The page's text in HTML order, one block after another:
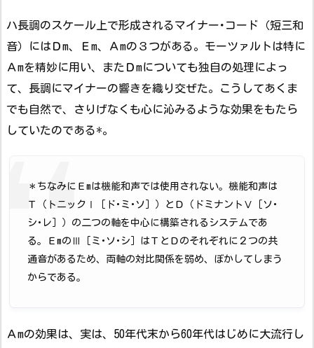
ハ長調のスケール上で形成されるマイナー･コード（短三和
音）にはＤm、Ｅm、Ａmの３つがある。モーツァルトは特に
Ａmを精妙に用い、またＤmについても独自の処理によっ
て、長調にマイナーの響きを織り交ぜた。こうしてあくま
でも自然で、さりげなくも心に沁みるような効果をもたら
していたのである*。
＊ちなみにＥmは機能和声では使用されない。機能和声は
Ｔ（トニックⅠ［ド･ミ･ソ］）とＤ（ドミナントⅤ［ソ･
シ･レ］）の二つの軸を中心に構築されるシステムであ
る。ＥmのⅢ［ミ･ソ･シ］はＴとＤのそれぞれに２つの共
通音があるため、両軸の対比関係を弱め、ぼかしてしまう
からである。
Ａmの効果は、実は、50年代末から60年代はじめに大流行し